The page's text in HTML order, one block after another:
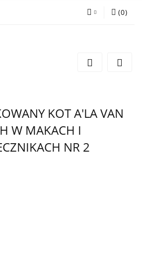
Wyślij e-mail
(0)
KOT A'LA VAN
W MAKACH I
NR 2